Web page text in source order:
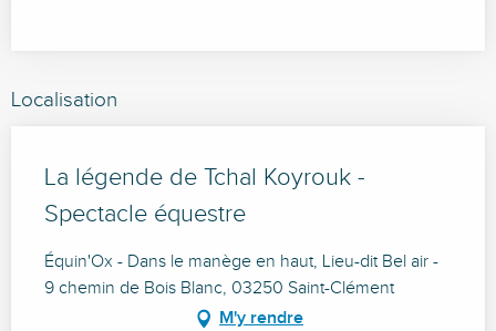
Localisation
La légende de Tchal Koyrouk -
Spectacle équestre
Équin'Ox - Dans le manège en haut, Lieu-dit Bel air -
9 chemin de Bois Blanc, 03250 Saint-Clément
M'y rendre